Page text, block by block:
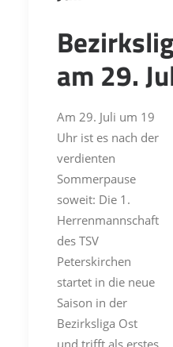
am 29.
Am 29. Juli um 19
Uhr ist es nach der
verdienten
Sommerpause
soweit: Die 1.
Herrenmannschaft
des TSV
Peterskirchen
startet in die neue
Saison in der
Bezirksliga Ost
und trifft als erstes